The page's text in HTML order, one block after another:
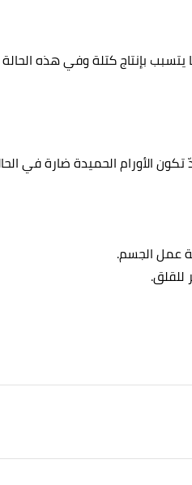
بإنتاج كتلة وفي هذه
تكون الأورام الحميدة ضارة في
عمل الجسم.
للقلق.